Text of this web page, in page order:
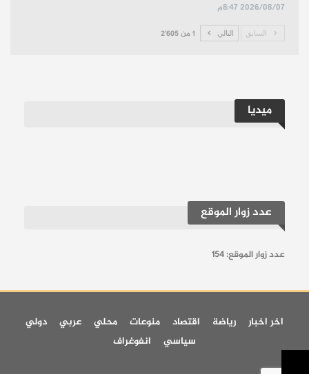
2026/08/07 8:47م
السابق التالي 1 من 2٬605
ميديا
عدد زوار الموقع
عدد زوار الموقع:154
اخر اخبار رياضة اقتصاد منوعات محلي عربي
دولي
سياسي
انفوغراف